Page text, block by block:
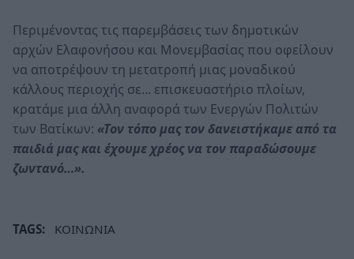
Περιμένοντας τις παρεμβάσεις των δημοτικών
αρχών Ελαφονήσου και Μονεμβασίας που οφείλουν
να αποτρέψουν τη μετατροπή μιας μοναδικού
κάλλους περιοχής σε... επισκευαστήριο πλοίων,
κρατάμε μια άλλη αναφορά των Ενεργών Πολιτών
των Βατίκων: «Τον τόπο μας τον δανειστήκαμε από τα
παιδιά μας και έχουμε χρέος να τον παραδώσουμε
ζωντανό…».
TAGS: ΚΟΙΝΩΝΙΑ